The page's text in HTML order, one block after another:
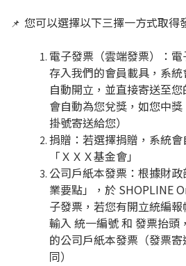
📌 您可以選擇以下三擇一方式取得
電子發票（雲端發票）：​
存入我們的會員載具，系
自動開立，並直接寄送至
會自動為您兌獎，如您中
掛號寄送給您）
捐贈：若選擇捐贈，系統
「ＸＸＸ基金會」
公司戶紙本發票：根據財
業要點」，於 SHOPLINE
子發票，若您有開立統編
輸入 統一編號 和 發票抬頭
的公司戶紙本發票（發票
同）